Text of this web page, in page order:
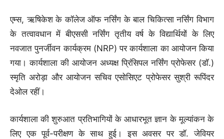
एम्स, ऋषिकेश के कॉलेज ऑफ नर्सिंग के बाल चिकित्सा नर्सिंग विभाग
के तत्वावधान में बीएससी नर्सिंग तृतीय वर्ष के विद्यार्थियों के लिए
नवजात पुनर्जीवन कार्यक्रम (NRP) पर कार्यशाला का आयोजन किया
गया। कार्यशाला की आयोजन अध्यक्ष प्रिंसिपल नर्सिंग प्रोफेसर (डॉ.)
स्मृति अरोड़ा और आयोजन सचिव एसोसिएट प्रोफेसर सुश्री रूपिंदर
देओल रहीं।
कार्यशाला की शुरुआत प्रतिभागियों के आधारभूत ज्ञान के मूल्यांकन के
लिए एक पूर्व-परीक्षण के साथ हुई। इस अवसर पर डॉ. जेवियर